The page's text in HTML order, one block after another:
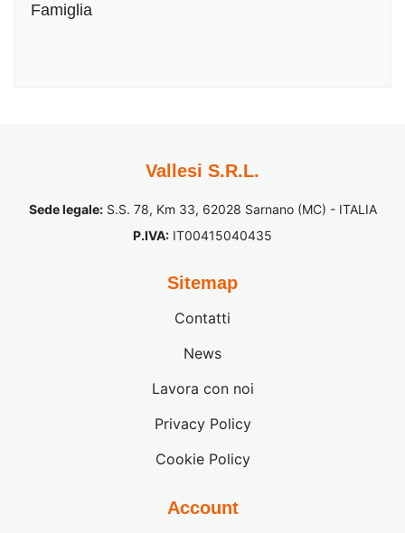
Famiglia
Vallesi S.R.L.
Sede legale:S.S. 78, Km 33, 62028 Sarnano (MC) - ITALIA
P.IVA: IT00415040435
Sitemap
Contatti
News
Lavora con noi
Privacy Policy
Cookie Policy
Account